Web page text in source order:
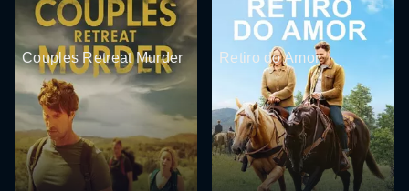
Couples Retreat Murder Retiro do Amor